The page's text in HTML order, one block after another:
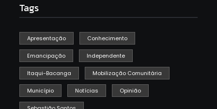
Tags
Apresentação Conhecimento
Emancipação Independente
Itaqui-Bacanga Mobilização Comunitária
Município Notícias Opinião